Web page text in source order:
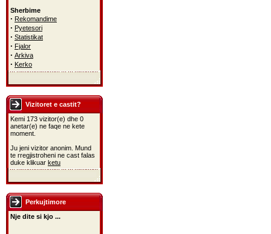
Sherbime
· Rekomandime
· Pyetesori
· Statistikat
· Fjalor
· Arkiva
· Kerko
Vizitoret e castit?
Kemi 173 vizitor(e) dhe 0
anetar(e) ne faqe ne kete
moment.
Ju jeni vizitor anonim. Mund
te rregjistroheni ne cast falas
duke klikuar ketu
Perkujtimore
Nje dite si kjo ...